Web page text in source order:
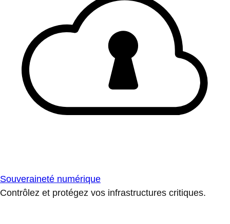
Souveraineté numérique
Contrôlez et protégez vos infrastructures critiques.